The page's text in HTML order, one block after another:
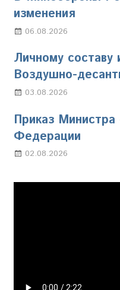
изменения
06.08.2026
Личному составу
Воздушно-
03.08.2026
Приказ
Федерации
02.08.2026